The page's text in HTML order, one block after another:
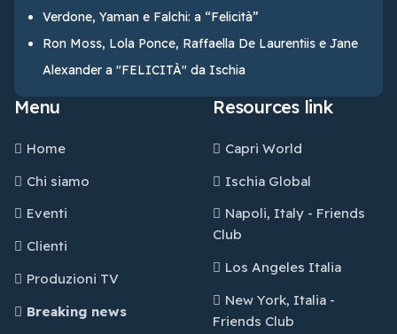
Verdone, Yaman e Falchi: a “Felicità”
Ron Moss, Lola Ponce, Raffaella De Laurentiis e Jane
Alexander a "FELICITÀ" da Ischia
Menu
Home
Chi siamo
Eventi
Clienti
Produzioni TV
Breaking news
Resources link
Capri World
Ischia Global
Napoli, Italy - Friends
Club
Los Angeles Italia
New York, Italia -
Friends Club